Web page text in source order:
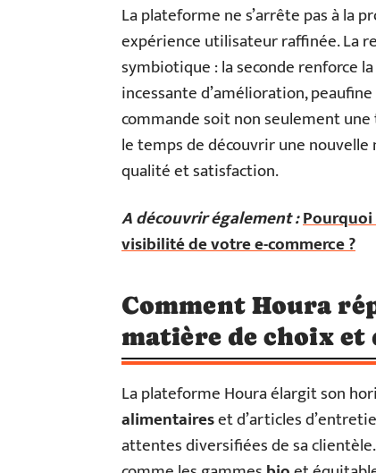
La plateforme ne s’arrête pas à la
expérience utilisateur raffinée. La
symbiotique : la seconde renforce
incessante d’amélioration,
commande soit non seulement
le temps de découvrir une
qualité et satisfaction.
A découvrir également :
visibilité de votre e-commerce ?
Comment Houra
matière de choix et
La plateforme Houra élargit son
alimentaireset d’articles
attentes diversifiées de sa